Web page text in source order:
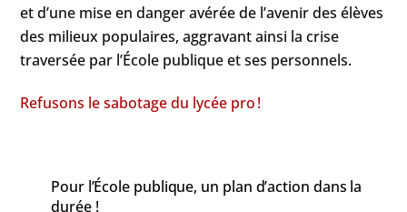
et d’une mise en danger avérée de l’avenir des élèves
des milieux populaires, aggravant ainsi la crise
traversée par l’École publique et ses personnels.
Refusons le sabotage du lycée pro !
Pour l’École publique, un plan d’action dans la
durée !